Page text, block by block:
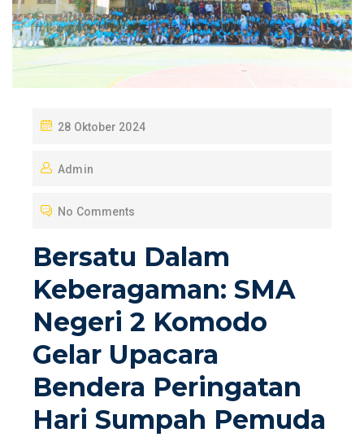
P
S
E
O
N
28 Oktober 2024
Admin
No Comments
Bersatu Dalam
Keberagaman: SMA
Negeri 2 Komodo
Gelar Upacara
Bendera Peringatan
Hari Sumpah Pemuda